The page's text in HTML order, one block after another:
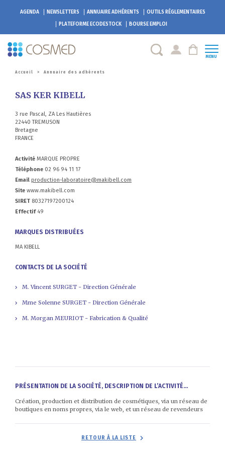
AGENDA NEWSLETTERS ANNUAIRE ADHÉRENTS
OUTILS RÉGLEMENTAIRES
PLATEFORMEECODESTOCK BOURSE EMPLOI
MENU
Accueil > Annuaire des adhérents
SAS KER KIBELL
3 rue Pascal, ZA Les Hautières
22440 TREMUSON
Bretagne
FRANCE
Activité MARQUE PROPRE
Téléphone 02 96 94 11 17
Email production-laboratoire@makibell.com
Site www.makibell.com
SIRET 80327197200124
Effectif49
MARQUES DISTRIBUÉES
MA KIBELL
CONTACTS DE LA SOCIÉTÉ
M. Vincent SURGET - Direction Générale
Mme Solenne SURGET - Direction Générale
M. Morgan MEURIOT - Fabrication & Qualité
PRÉSENTATION DE LA SOCIÉTÉ, DESCRIPTION DE L’ACTIVITÉ...
Création, production et distribution de cosmétiques, via un réseau de
boutiques en noms propres, via le web, et un réseau de revendeurs
RETOUR À LA LISTE